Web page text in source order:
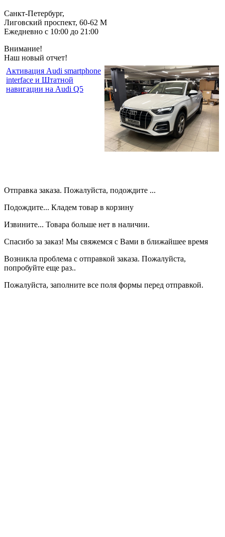
Санкт-Петербург,
Лиговский проспект, 60-62 М
Ежедневно с 10:00 до 21:00
Внимание!
Наш новый отчет!
Активация Audi smartphone
interface и Штатной
навигации на Audi Q5
Отправка заказа. Пожалуйста, подождите ...
Подождите... Кладем товар в корзину
Извините... Товара больше нет в наличии.
Спасибо за заказ! Мы свяжемся с Вами в ближайшее время
Возникла проблема с отправкой заказа. Пожалуйста,
попробуйте еще раз..
Пожалуйста, заполните все поля формы перед отправкой.